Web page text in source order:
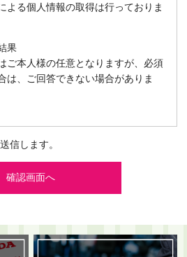
よる個人情報の取得は行っておりま
果
ご本人様の任意となりますが、必須
は、ご回答できない場合がありま
信します。